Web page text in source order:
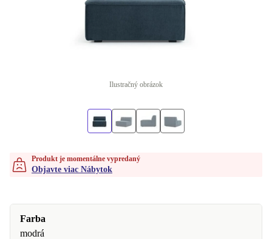
Ilustračný obrázok
Produkt je momentálne vypredaný
Objavte viac Nábytok
Farba
modrá